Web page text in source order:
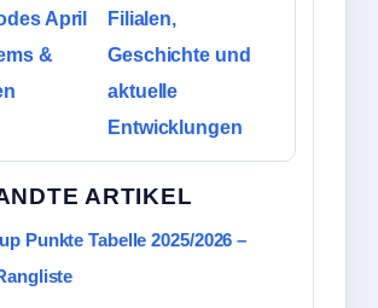
April
&
Filialen,
Geschichte und
aktuelle
Entwicklungen
ARTIKEL
Punkte Tabelle 2025/2026 –